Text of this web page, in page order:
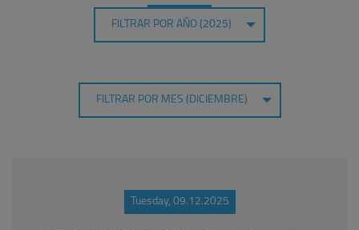
FILTRAR POR AÑO (2025)
FILTRAR POR MES (DICIEMBRE)
Tuesday, 09.12.2025